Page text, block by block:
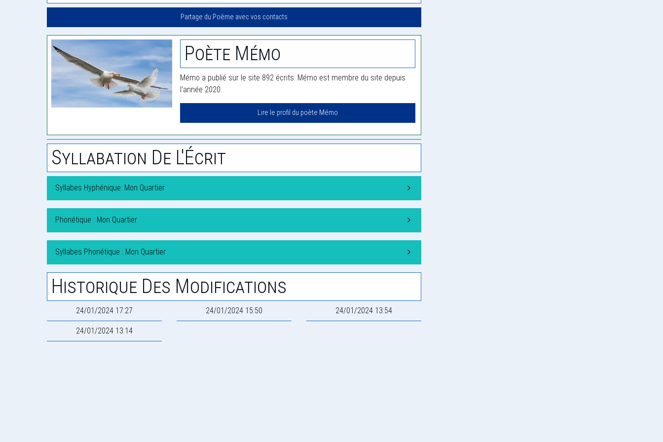
Partage du Poème avec vos contacts
Poète Mémo
Mémo a publié sur le site 892 écrits. Mémo est membre du site depuis
l'année 2020.
Lire le profil du poète Mémo
Syllabation De L'Écrit
Syllabes Hyphénique: Mon Quartier
Phonétique : Mon Quartier
Syllabes Phonétique : Mon Quartier
Historique Des Modifications
24/01/2024 17:27 24/01/2024 15:50 24/01/2024 13:54
24/01/2024 13:14